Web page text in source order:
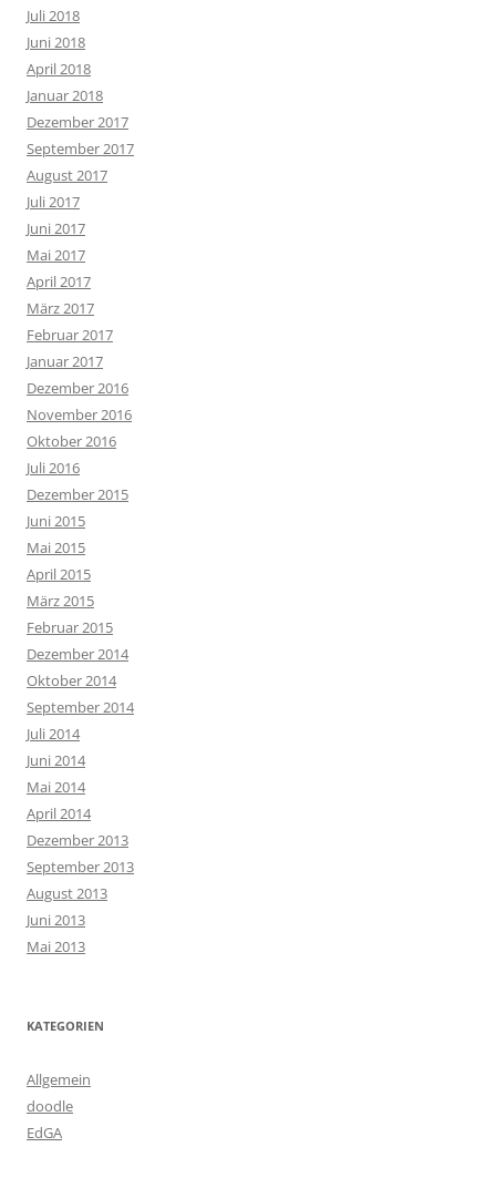
Juli 2018
Juni 2018
April 2018
Januar 2018
Dezember 2017
September 2017
August 2017
Juli 2017
Juni 2017
Mai 2017
April 2017
März 2017
Februar 2017
Januar 2017
Dezember 2016
November 2016
Oktober 2016
Juli 2016
Dezember 2015
Juni 2015
Mai 2015
April 2015
März 2015
Februar 2015
Dezember 2014
Oktober 2014
September 2014
Juli 2014
Juni 2014
Mai 2014
April 2014
Dezember 2013
September 2013
August 2013
Juni 2013
Mai 2013
KATEGORIEN
Allgemein
doodle
EdGA